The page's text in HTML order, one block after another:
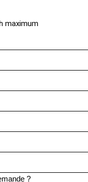
maximum
?